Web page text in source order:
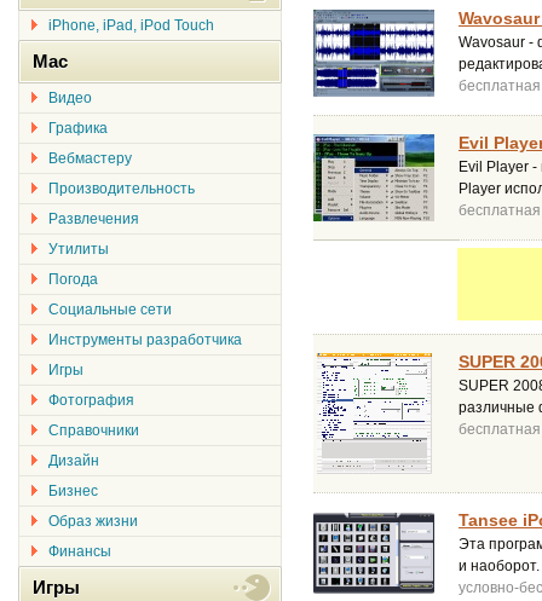
Wavosaur -
бесплатная
Evil
Evil Player
Player
бесплатная
SUPER
SUPER
различные
бесплатная
Tansee
Эта
и наоборот.
условно-
iPhone, iPad, iPod Touch
Mac
Видео
Графика
Вебмастеру
Производительность
Развлечения
Утилиты
Погода
Социальные сети
Инструменты разработчика
Игры
Фотография
Справочники
Дизайн
Бизнес
Образ жизни
Финансы
Игры